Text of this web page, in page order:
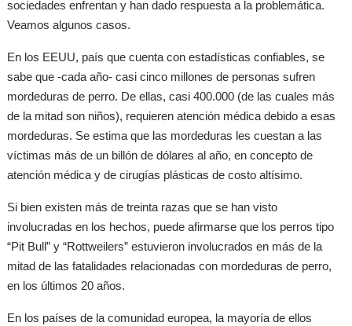
sociedades enfrentan y han dado respuesta a la problemática.
Veamos algunos casos.
En los EEUU, país que cuenta con estadísticas confiables, se
sabe que -cada año- casi cinco millones de personas sufren
mordeduras de perro. De ellas, casi 400.000 (de las cuales más
de la mitad son niños), requieren atención médica debido a esas
mordeduras. Se estima que las mordeduras les cuestan a las
víctimas más de un billón de dólares al año, en concepto de
atención médica y de cirugías plásticas de costo altísimo.
Si bien existen más de treinta razas que se han visto
involucradas en los hechos, puede afirmarse que los perros tipo
“Pit Bull” y “Rottweilers” estuvieron involucrados en más de la
mitad de las fatalidades relacionadas con mordeduras de perro,
en los últimos 20 años.
En los países de la comunidad europea, la mayoría de ellos